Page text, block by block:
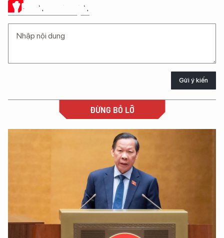
Ý KIẾN CỦA BẠN
Gửi ý kiến
ĐỪNG BỎ LỠ